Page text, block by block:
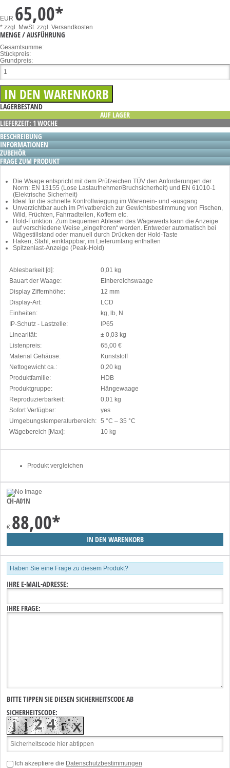
EUR 65,00*
* zzgl. MwSt. zzgl. Versandkosten
MENGE / AUSFÜHRUNG
Gesamtsumme:
Stückpreis:
Grundpreis:
LAGERBESTAND
AUF LAGER
LIEFERZEIT: 1 WOCHE
BESCHREIBUNG
INFORMATIONEN
ZUBEHÖR
FRAGE ZUM PRODUKT
Die Waage entspricht mit dem Prüfzeichen TÜV den Anforderungen der
Norm: EN 13155 (Lose Lastaufnehmer/Bruchsicherheit) und EN 61010-1
(Elektrische Sicherheit)
Ideal für die schnelle Kontrollwiegung im Warenein- und -ausgang
Unverzichtbar auch im Privatbereich zur Gewichtsbestimmung von Fischen,
Wild, Früchten, Fahrradteilen, Koffern etc.
Hold-Funktion: Zum bequemen Ablesen des Wägewerts kann die Anzeige
auf verschiedene Weise „eingefroren“ werden. Entweder automatisch bei
Wägestillstand oder manuell durch Drücken der Hold-Taste
Haken, Stahl, einklappbar, im Lieferumfang enthalten
Spitzenlast-Anzeige (Peak-Hold)
Ablesbarkeit [d]:
0,01 kg
Bauart der Waage:
Einbereichswaage
Display Ziffernhöhe:
12 mm
Display-Art:
LCD
Einheiten:
kg, lb, N
IP-Schutz - Lastzelle:
IP65
Linearität:
± 0,03 kg
Listenpreis:
65,00 €
Material Gehäuse:
Kunststoff
Nettogewicht ca.:
0,20 kg
Produktfamilie:
HDB
Produktgruppe:
Hängewaage
Reproduzierbarkeit:
0,01 kg
Sofort Verfügbar:
yes
Umgebungstemperaturbereich: 5 °C – 35 °C
Wägebereich [Max]:
10 kg
Produkt vergleichen
CH-A01N
€ 88,00*
Haben Sie eine Frage zu diesem Produkt?
IHRE E-MAIL-ADRESSE:
IHRE FRAGE:
BITTE TIPPEN SIE DIESEN SICHERHEITSCODE AB
SICHERHEITSCODE:
Ich akzeptiere die Datenschutzbestimmungen